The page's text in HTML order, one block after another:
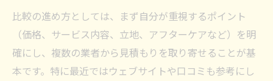
比較の進め方としては、まず自分が重視するポイント
（価格、サービス内容、立地、アフターケアなど）を明
確にし、複数の業者から見積もりを取り寄せることが基
本です。特に最近ではウェブサイトや口コミも参考にし